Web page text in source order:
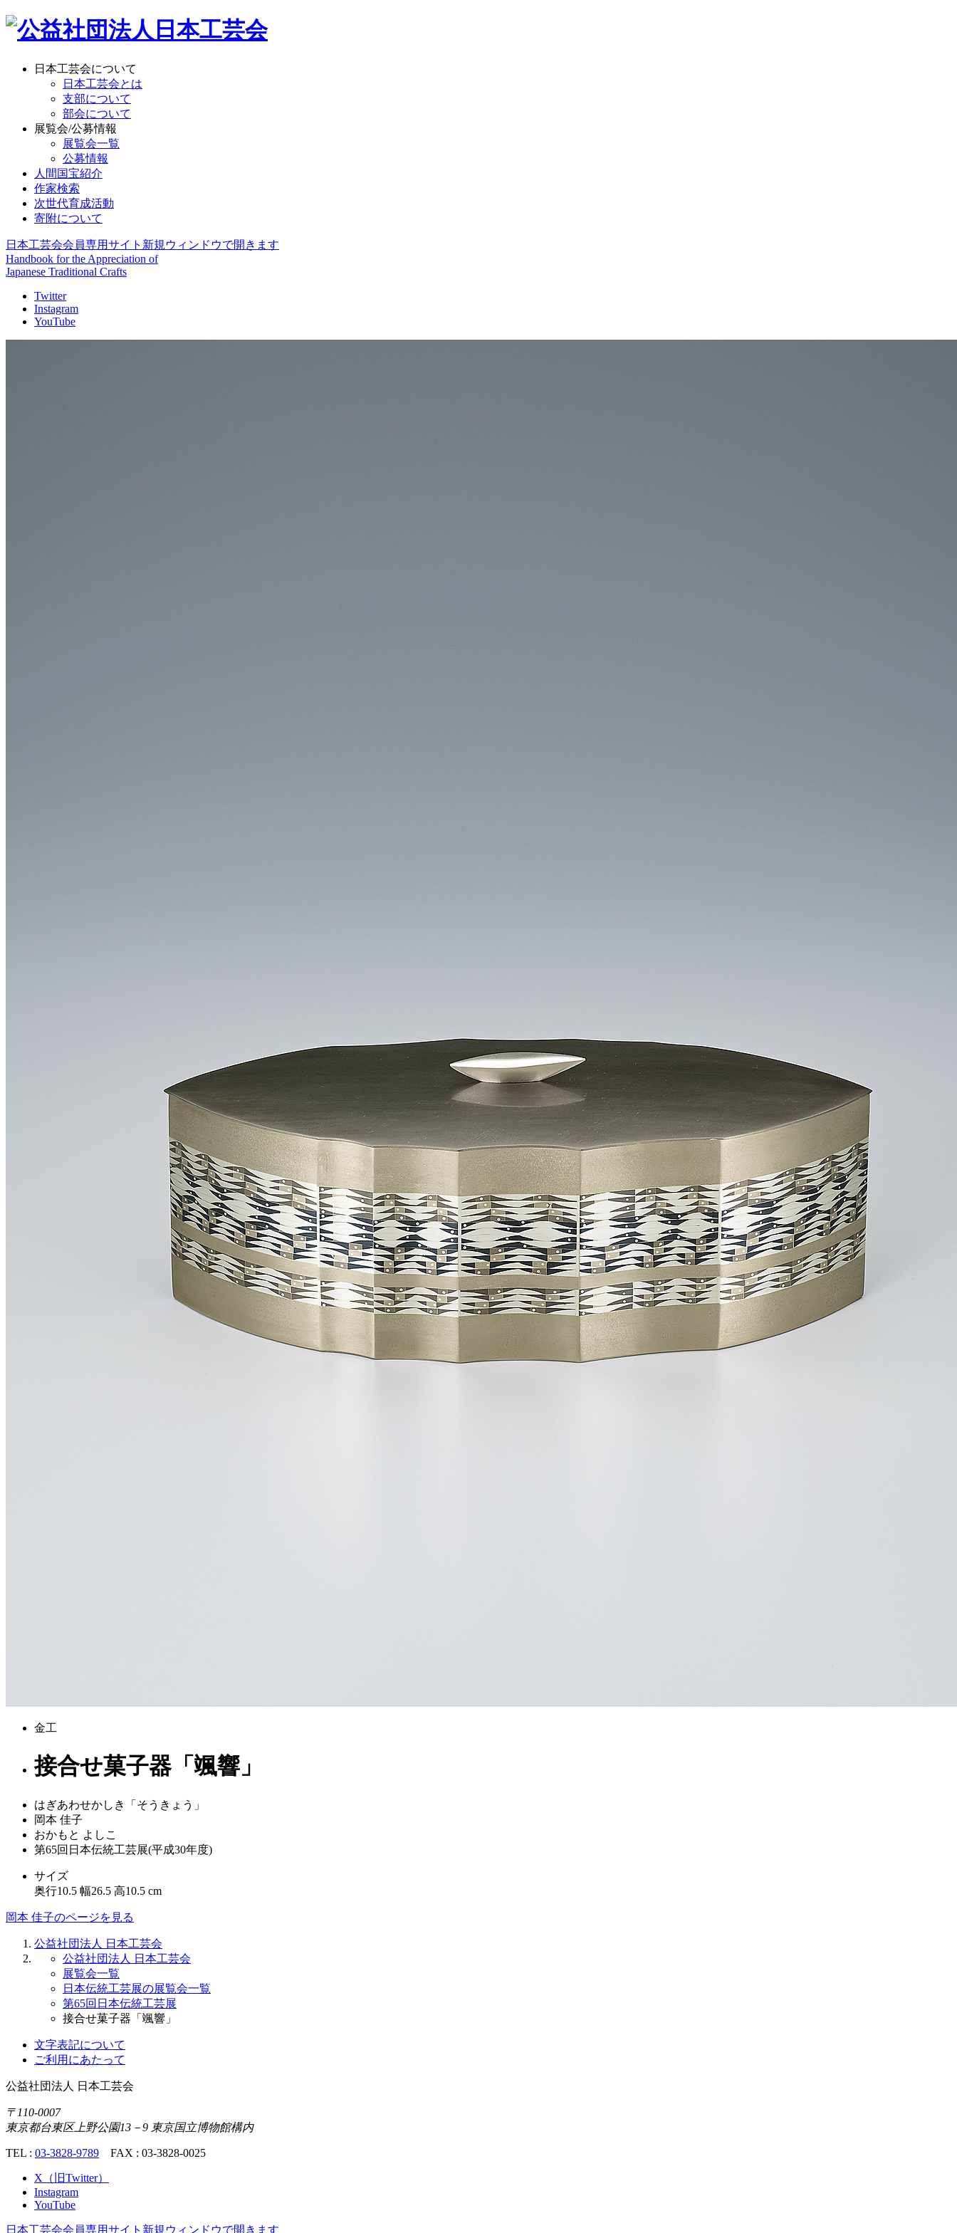
日本工芸会について
日本工芸会とは
支部について
部会について
展覧会/公募情報
展覧会一覧
公募情報
人間国宝紹介
作家検索
次世代育成活動
寄附について
日本工芸会会員専用サイト 新規ウィンドウで開きます
Handbook for the Appreciation of
Japanese Traditional Crafts
Twitter
Instagram
YouTube
金工
接合せ菓子器「颯響」
はぎあわせかしき「そうきょう」
岡本 佳子
おかもと よしこ
第65回日本伝統工芸展(平成30年度)
サイズ
奥行10.5 幅26.5 高10.5 cm
岡本 佳子のページを見る
公益社団法人 日本工芸会
公益社団法人 日本工芸会
展覧会一覧
日本伝統工芸展の展覧会一覧
第65回日本伝統工芸展
接合せ菓子器「颯響」
文字表記について
ご利用にあたって
公益社団法人 日本工芸会
〒110-0007
東京都台東区上野公園13－9 東京国立博物館構内
TEL : 03-3828-9789 FAX : 03-3828-0025
X（旧Twitter）
Instagram
YouTube
日本工芸会会員専用サイト 新規ウィンドウで開きます